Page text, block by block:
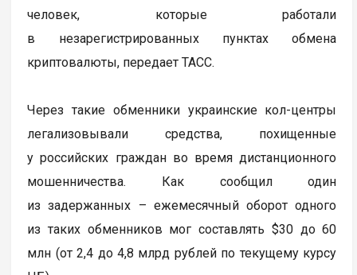
человек, которые работали
в незарегистрированных пунктах обмена
криптовалюты, передает ТАСС.
Через такие обменники украинские кол-центры
легализовывали средства, похищенные
у российских граждан во время дистанционного
мошенничества. Как сообщил один
из задержанных – ежемесячный оборот одного
из таких обменников мог составлять $30 до 60
млн (от 2,4 до 4,8 млрд рублей по текущему курсу